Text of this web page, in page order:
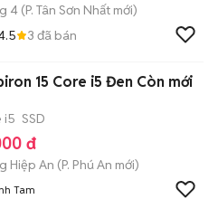
4 (P. Tân Sơn Nhất mới)
3 đã bán
15 Core i5 Đen Còn mới
i5 SSD
đ
Hiệp An (P. Phú An mới)
Tam